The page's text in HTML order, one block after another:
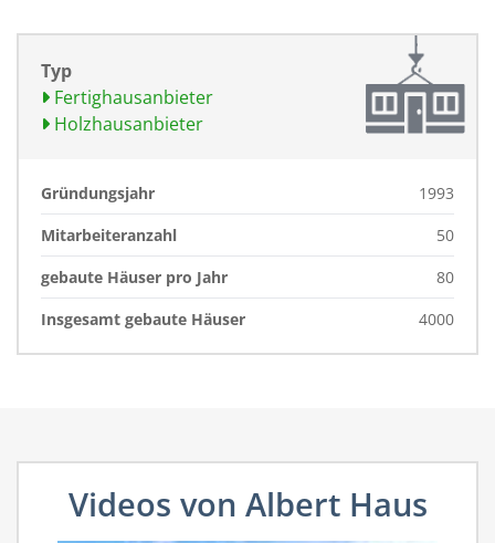
Typ
Fertighausanbieter
Holzhausanbieter
Gründungsjahr
1993
Mitarbeiteranzahl
50
gebaute Häuser pro Jahr
80
Insgesamt gebaute Häuser
4000
Videos von Albert Haus